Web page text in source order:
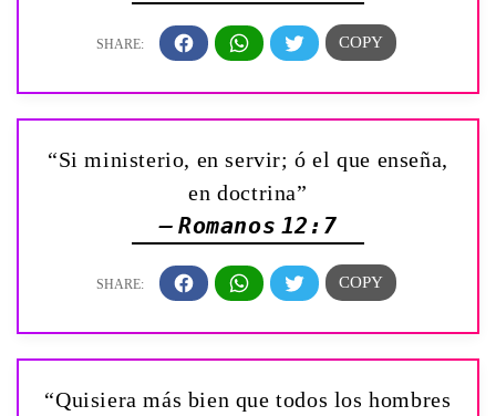
“Si ministerio, en servir; ó el que enseña,
en doctrina”
— Romanos 12:7
“Quisiera más bien que todos los hombres